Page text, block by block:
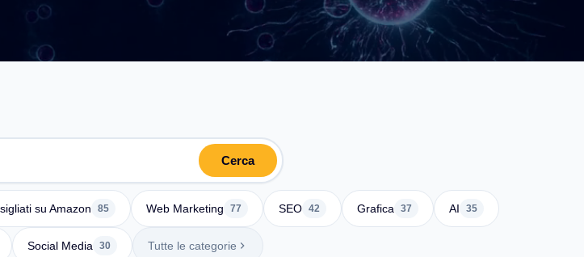
Cerca
su Amazon 85 Web Marketing 77 SEO 42 Grafica 37 AI 35
Social Media 30 Tutte le categorie